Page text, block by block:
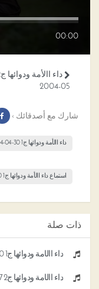
00:00
05-2004
شارك مع أصدقائك ›
داء االأمة ودوائها ج1 30-04-2004 mp3
استماع داء االأمة ودوائها ج1 30-04-2004
ذات صلة
داء االأمة ودوائها ج1 30-04-2004
داء االأمة ودوائها ج2 07-05-2004